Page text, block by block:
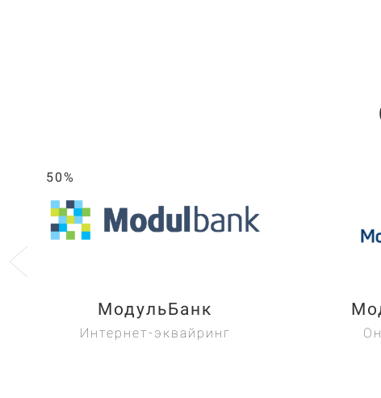
50%
МодульБанк
Интернет-эквайринг